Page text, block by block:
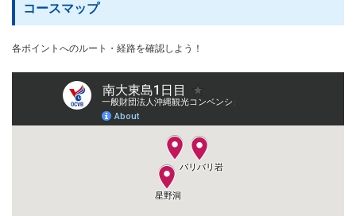
コースマップ
各ポイントへのルート・経路を確認しよう！